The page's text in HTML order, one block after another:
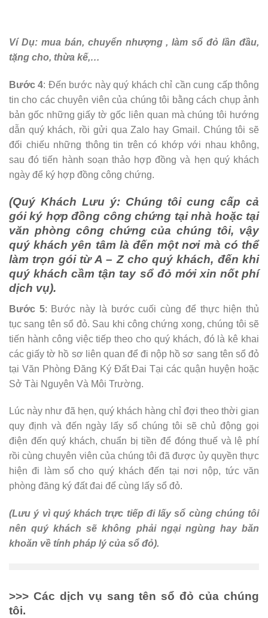
Ví Dụ: mua bán, chuyển nhượng , làm sổ đỏ lần đầu,
tặng cho, thừa kế,…
Bước 4: Đến bước này quý khách chỉ cần cung cấp thông
tin cho các chuyên viên của chúng tôi bằng cách chụp ảnh
bản gốc những giấy tờ gốc liên quan mà chúng tôi hướng
dẫn quý khách, rồi gửi qua Zalo hay Gmail. Chúng tôi sẽ
đối chiếu những thông tin trên có khớp với nhau không,
sau đó tiến hành soạn thảo hợp đồng và hẹn quý khách
ngày để ký hợp đồng công chứng.
(Quý Khách Lưu ý: Chúng tôi cung cấp cả
gói ký hợp đồng công chứng tại nhà hoặc tại
văn phòng công chứng của chúng tôi, vậy
quý khách yên tâm là đến một nơi mà có thể
làm trọn gói từ A – Z cho quý khách, đến khi
quý khách cầm tận tay sổ đỏ mới xin nốt phí
dịch vụ).
Bước 5: Bước này là bước cuối cùng để thực hiện thủ
tục sang tên sổ đỏ. Sau khi công chứng xong, chúng tôi sẽ
tiến hành công việc tiếp theo cho quý khách, đó là kê khai
các giấy tờ hồ sơ liên quan để đi nộp hồ sơ sang tên sổ đỏ
tại Văn Phòng Đăng Ký Đất Đai Tại các quận huyện hoặc
Sở Tài Nguyên Và Môi Trường.
Lúc này như đã hẹn, quý khách hàng chỉ đợi theo thời gian
quy định và đến ngày lấy sổ chúng tôi sẽ chủ động gọi
điện đến quý khách, chuẩn bị tiền để đóng thuế và lệ phí
rồi cùng chuyên viên của chúng tôi đã được ủy quyền thực
hiện đi làm sổ cho quý khách đến tại nơi nộp, tức văn
phòng đăng ký đất đai để cùng lấy sổ đỏ.
(Lưu ý vì quý khách trực tiếp đi lấy sổ cùng chúng tôi
nên quý khách sẽ không phải ngại ngùng hay băn
khoăn về tính pháp lý của sổ đỏ).
>>> Các dịch vụ sang tên sổ đỏ của chúng
tôi.